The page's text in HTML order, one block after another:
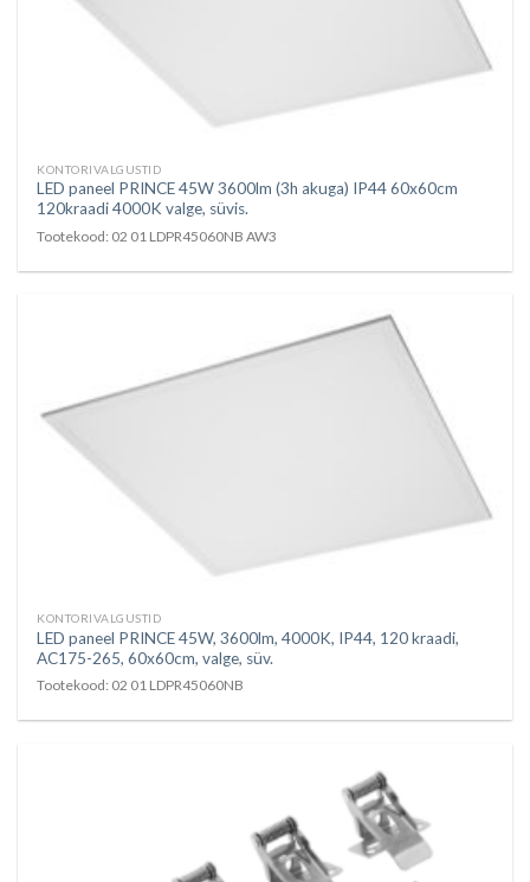
KONTORIVALGUSTID
LED paneel PRINCE 45W 3600lm (3h akuga) IP44 60x60cm
120kraadi 4000K valge, süvis.
Tootekood: 02 01 LDPR45060NB AW3
KONTORIVALGUSTID
LED paneel PRINCE 45W, 3600lm, 4000K, IP44, 120 kraadi,
AC175-265, 60x60cm, valge, süv.
Tootekood: 02 01 LDPR45060NB